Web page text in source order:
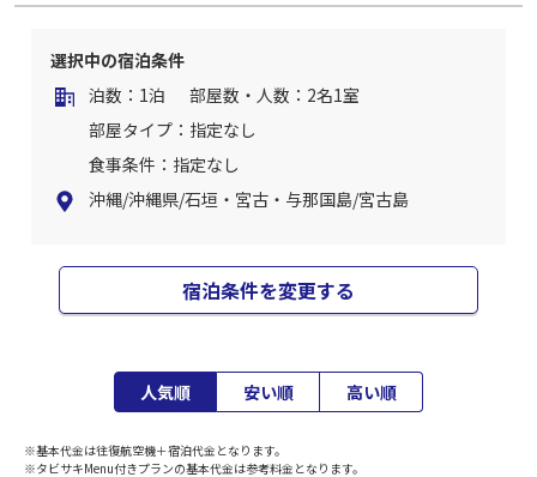
選択中の宿泊条件
泊数：1泊
部屋数・人数：2名1室
部屋タイプ：指定なし
食事条件：指定なし
沖縄/沖縄県/石垣・宮古・与那国島/宮古島
宿泊条件を変更する
人気順 安い順 高い順
※基本代金は往復航空機＋宿泊代金となります。
※タビサキMenu付きプランの基本代金は参考料金となります。